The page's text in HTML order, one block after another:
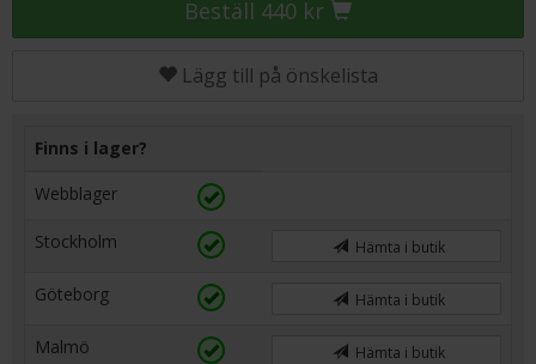
Beställ 440 kr
Lägg till på önskelista
Finns i lager?
Webblager
Stockholm Hämta i butik
Göteborg Hämta i butik
Malmö Hämta i butik